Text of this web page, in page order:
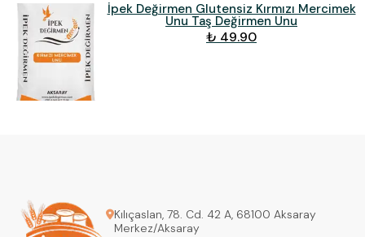
İpek Değirmen Glutensiz Kırmızı Mercimek
Unu Taş Değirmen Unu
₺ 49.90
Kılıçaslan, 78. Cd. 42 A, 68100 Aksaray
Merkez/Aksaray